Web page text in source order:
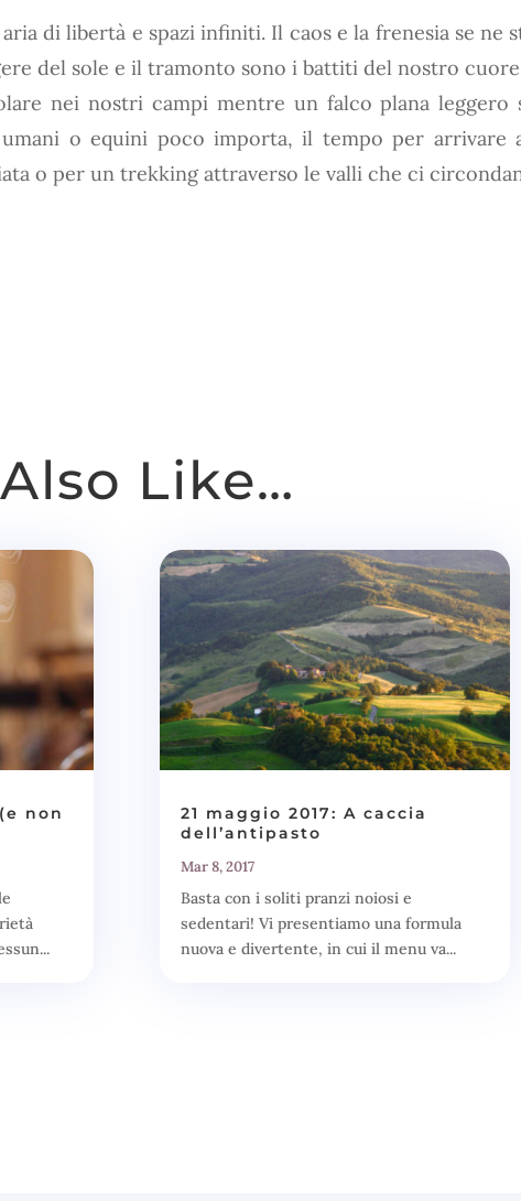
di libertà e spazi infiniti. Il caos e la frenesia se
del sole e il tramonto sono i battiti del nostro
nei nostri campi mentre un falco plana leggero
o equini poco importa, il tempo per
o per un trekking attraverso le valli che ci
Like…
non
21 maggio 2017: A caccia
dell’antipasto
Mar 8, 2017
Basta con i soliti pranzi noiosi e
sedentari! Vi presentiamo una formula
nuova e divertente, in cui il menu va...